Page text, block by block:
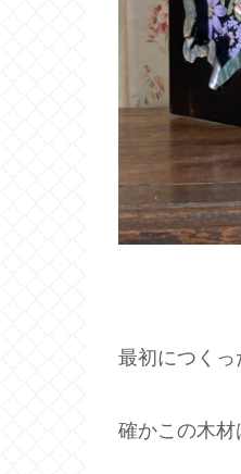
最初につくっ
確かこの木材